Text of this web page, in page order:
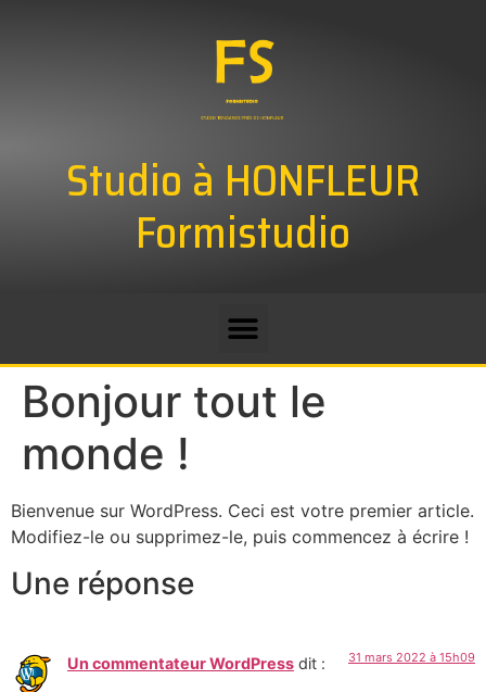
Studio à HONFLEUR
Formistudio
Bonjour tout le
monde !
Bienvenue sur WordPress. Ceci est votre premier article.
Modifiez-le ou supprimez-le, puis commencez à écrire !
Une réponse
Un commentateur WordPress dit : 31 mars 2022 à 15h09